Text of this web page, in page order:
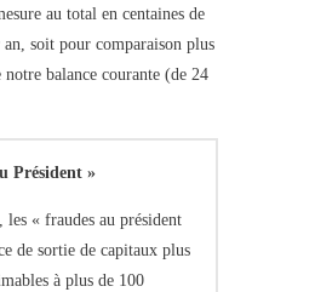
au total en centaines de
soit pour comparaison plus
balance courante (de 24
Président »
les « fraudes au président
de sortie de capitaux plus
à plus de 100